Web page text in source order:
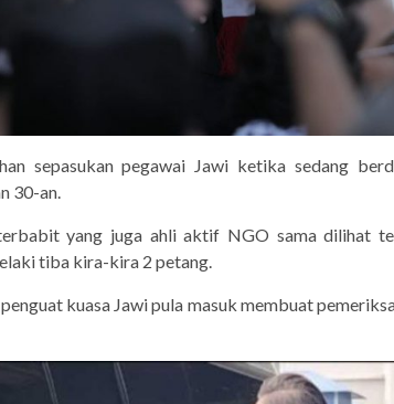
sepasukan pegawai Jawi ketika sedang
30-an.
yang juga ahli aktif NGO sama dilihat
tiba kira-kira 2 petang.
penguat kuasa Jawi pula masuk membuat